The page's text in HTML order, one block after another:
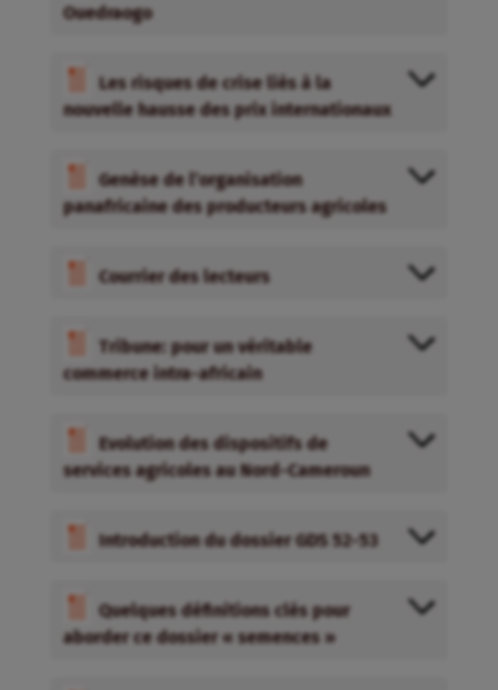
Ouedraogo
Les risques de crise liés à la
nouvelle hausse des prix internationaux
Genèse de l’organisation
panafricaine des producteurs agricoles
Courrier des lecteurs
Tribune: pour un véritable
commerce intra-africain
Evolution des dispositifs de
services agricoles au Nord-Cameroun
Introduction du dossier GDS 52-53
Quelques définitions clés pour
aborder ce dossier « semences »